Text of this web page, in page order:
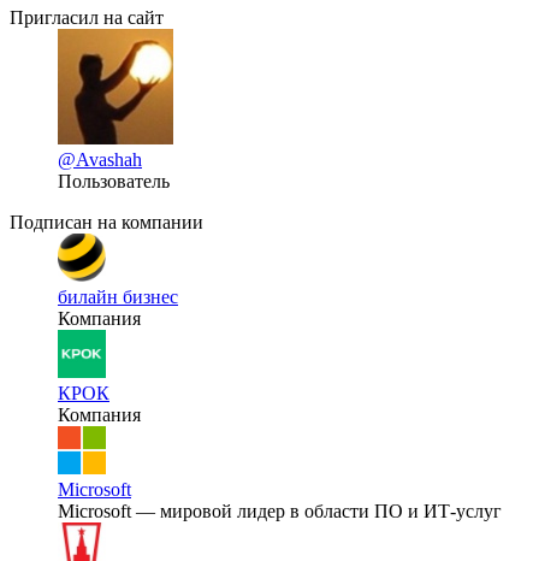
Пригласил на сайт
@Avashah
Пользователь
Подписан на компании
билайн бизнес
Компания
КРОК
Компания
Microsoft
Microsoft — мировой лидер в области ПО и ИТ-услуг